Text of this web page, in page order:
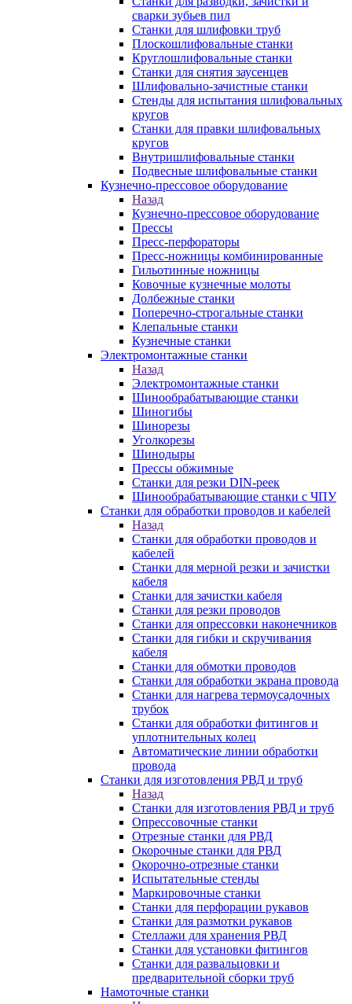
сварки зубьев пил
Станки для шлифовки труб
Плоскошлифовальные станки
Круглошлифовальные станки
Станки для снятия заусенцев
Шлифовально-зачистные станки
Стенды для испытания шлифовальных
кругов
Станки для правки шлифовальных
кругов
Внутришлифовальные станки
Подвесные шлифовальные станки
Кузнечно-прессовое оборудование
Назад
Кузнечно-прессовое оборудование
Прессы
Пресс-перфораторы
Пресс-ножницы комбинированные
Гильотинные ножницы
Ковочные кузнечные молоты
Долбежные станки
Поперечно-строгальные станки
Клепальные станки
Кузнечные станки
Электромонтажные станки
Назад
Электромонтажные станки
Шинообрабатывающие станки
Шиногибы
Шинорезы
Уголкорезы
Шинодыры
Прессы обжимные
Станки для резки DIN-реек
Шинообрабатывающие станки с ЧПУ
Станки для обработки проводов и кабелей
Назад
Станки для обработки проводов и
кабелей
Станки для мерной резки и зачистки
кабеля
Станки для зачистки кабеля
Станки для резки проводов
Станки для опрессовки наконечников
Станки для гибки и скручивания
кабеля
Станки для обмотки проводов
Станки для обработки экрана провода
Станки для нагрева термоусадочных
трубок
Станки для обработки фитингов и
уплотнительных колец
Автоматические линии обработки
провода
Станки для изготовления РВД и труб
Назад
Станки для изготовления РВД и труб
Опрессовочные станки
Отрезные станки для РВД
Окорочные станки для РВД
Окорочно-отрезные станки
Испытательные стенды
Маркировочные станки
Станки для перфорации рукавов
Станки для размотки рукавов
Стеллажи для хранения РВД
Станки для установки фитингов
Станки для развальцовки и
предварительной сборки труб
Намоточные станки